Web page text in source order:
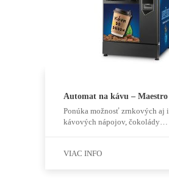
Automat na kávu – Maestro
Ponúka možnosť zrnkových aj
kávových nápojov, čokolády…
VIAC INFO